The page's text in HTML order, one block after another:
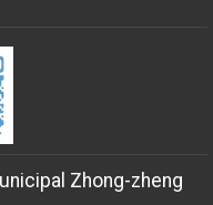
Zhong-zheng